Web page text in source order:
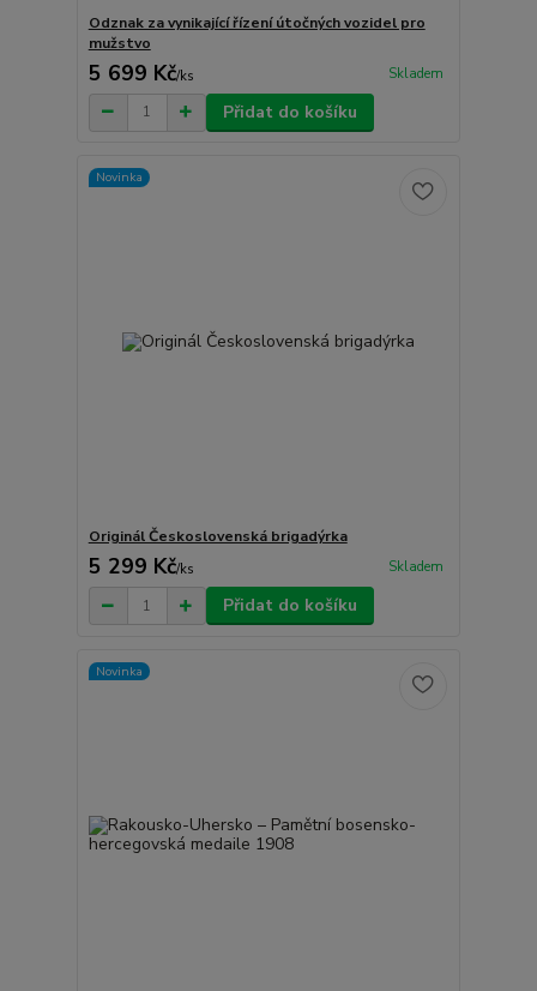
Odznak za vynikající řízení útočných vozidel pro
mužstvo
5 699 Kč/ks Skladem
Přidat do košíku
Novinka
Originál Československá brigadýrka
5 299 Kč/ks Skladem
Přidat do košíku
Novinka